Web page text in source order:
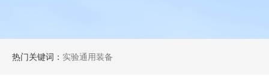
热门关键词： 实验通用装备